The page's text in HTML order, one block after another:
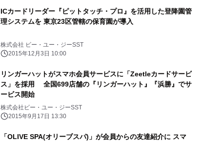
ICカードリーダー『ピットタッチ・プロ』を活用した登降園管
理システムを 東京23区管轄の保育園が導入
株式会社 ビー・ユー・ジーSST
2015年12月3日 10:00
リンガーハットがスマホ会員サービスに「Zeetleカードサービ
ス」を採用 全国699店舗の『リンガーハット』『浜勝』でサ
ービス開始
株式会社ビー・ユー・ジーSST
2015年9月17日 13:30
「OLIVE SPA(オリーブスパ)」が会員からの友達紹介に スマ